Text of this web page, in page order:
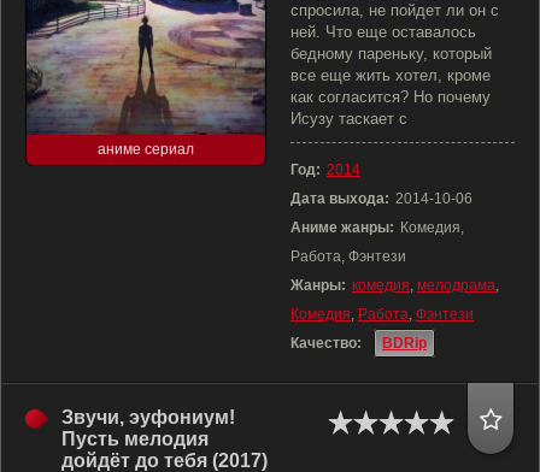
аниме сериал
спросила, не пойдет ли он с
ней. Что еще оставалось
бедному пареньку, который
все еще жить хотел, кроме
как согласится? Но почему
Исузу таскает с
Год: 2014
Дата выхода: 2014-10-06
Аниме жанры: Комедия,
Работа, Фэнтези
Жанры: комедия, мелодрама,
Комедия, Работа, Фэнтези
Качество:
BDRip
Звучи, эуфониум!
Пусть мелодия
дойдёт до тебя (2017)